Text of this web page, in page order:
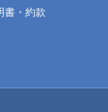
書・約款